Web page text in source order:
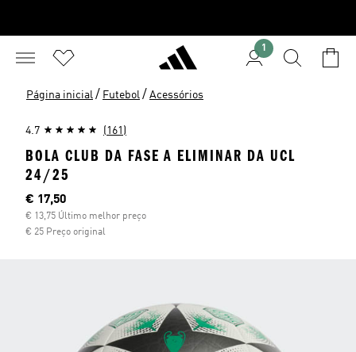
1
Página inicial / Futebol / Acessórios
4.7 (161)
BOLA CLUB DA FASE A ELIMINAR DA UCL
24/25
Preço atual
€ 17,50
€ 13,75 Último melhor preço
€ 25 Preço original